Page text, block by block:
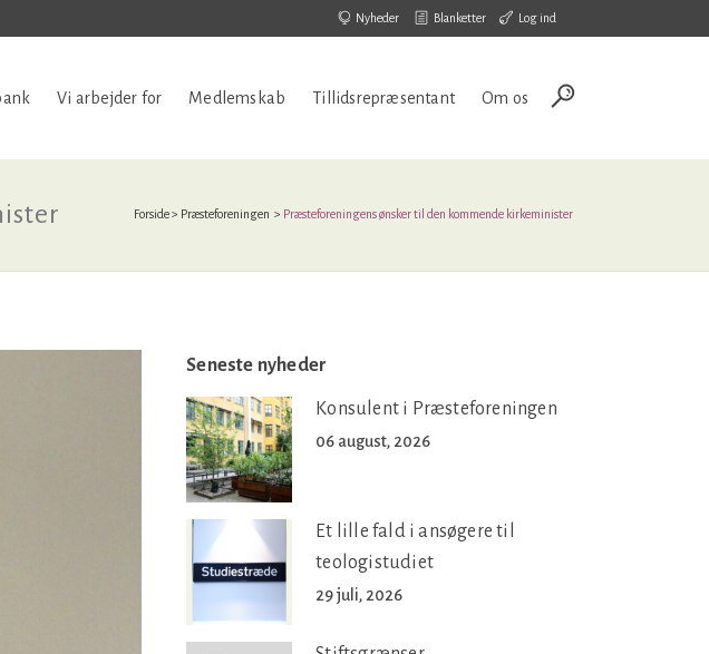
Nyheder Blanketter Log ind
Vi arbejder for Medlemskab Tillidsrepræsentant Om os
Forside> Præsteforeningen > Præsteforeningens ønsker til den kommende kirkeminister
Seneste nyheder
Konsulent i Præsteforeningen
06 august, 2026
Et lille fald i ansøgere til
teologistudiet
29 juli, 2026